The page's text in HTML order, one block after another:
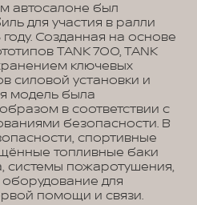
автосалоне был
для участия в ралли
Созданная на основе
TANK 700, TANK
ключевых
силовой установки и
модель была
в соответствии с
безопасности. В
спортивные
топливные баки
системы пожаротушения,
для
помощи и связи.